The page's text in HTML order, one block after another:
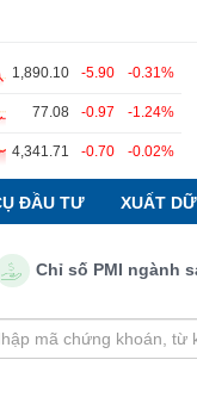
1,890.10 -5.90 -0.31%
77.08 -0.97 -1.24%
4,341.71 -0.70 -0.02%
ĐẦU TƯ XUẤT
Chỉ số PMI ngành sản
Dịch vụ